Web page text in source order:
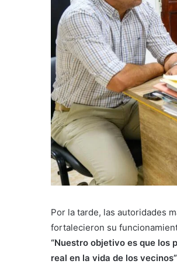
Por la tarde, las autoridades
fortalecieron su
“Nuestro objetivo es que los
real en la vida de los vecinos”